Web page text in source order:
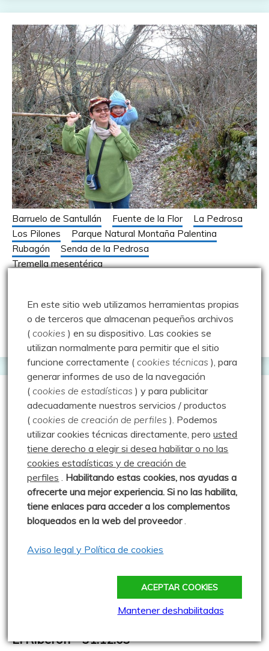
Barruelo de Santullán Fuente de la Flor
La Pedrosa
Los Pilones
Parque Natural Montaña Palentina
Rubagón
Senda de la Pedrosa
Tremella mesentérica
4 enero 2004 Luisfer
El Riberón – 31.12.03
En este sitio web utilizamos herramientas propias
o de terceros que almacenan pequeños archivos
(cookies ) en su dispositivo. Las cookies se
utilizan normalmente para permitir que el sitio
funcione correctamente (cookies técnicas ), para
generar informes de uso de la navegación
(cookies de estadísticas ) y para publicitar
adecuadamente nuestros servicios / productos
(cookies de creación de perfiles ). Podemos
utilizar cookies técnicas directamente, perousted
tiene derecho a elegir si desea habilitar o no las
cookies estadísticas y de creación de
perfiles . Habilitando estas cookies, nos ayudas a
ofrecerte una mejor experiencia. Si no las habilita,
tiene enlaces para acceder a los complementos
bloqueados en la web del proveedor.
Aviso legal y Política de cookies
ACEPTAR COOKIES
Mantener deshabilitadas